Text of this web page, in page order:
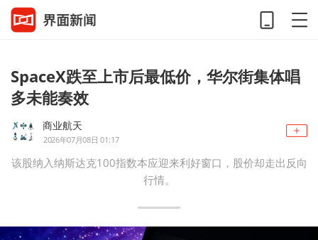
SpaceX跌至上市后最低价，华尔街集体唱
多未能奏效
商业航天
2026年07月08日 01:17
该股纳入纳斯达克100指数本应迎来利好窗口，股价却走出反向
行情。